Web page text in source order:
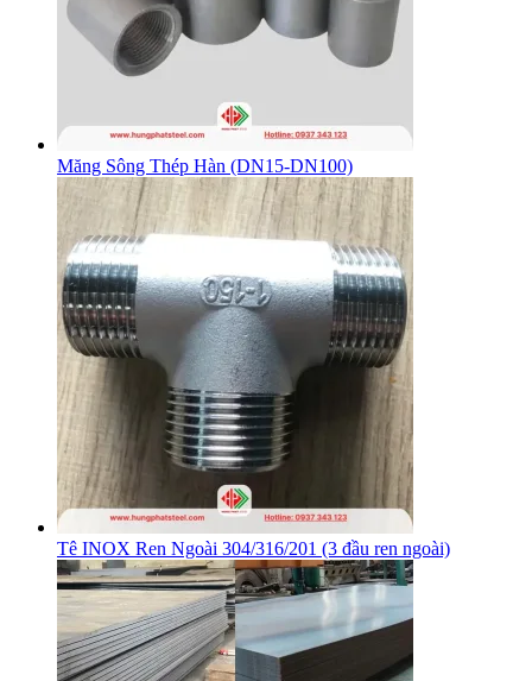
Măng Sông Thép Hàn (DN15-DN100)
Tê INOX Ren Ngoài 304/316/201 (3 đầu ren ngoài)